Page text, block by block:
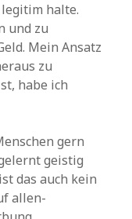
halte.
und zu
Mein Ansatz
zu
habe ich
gern
geistig
das auch kein
allen-